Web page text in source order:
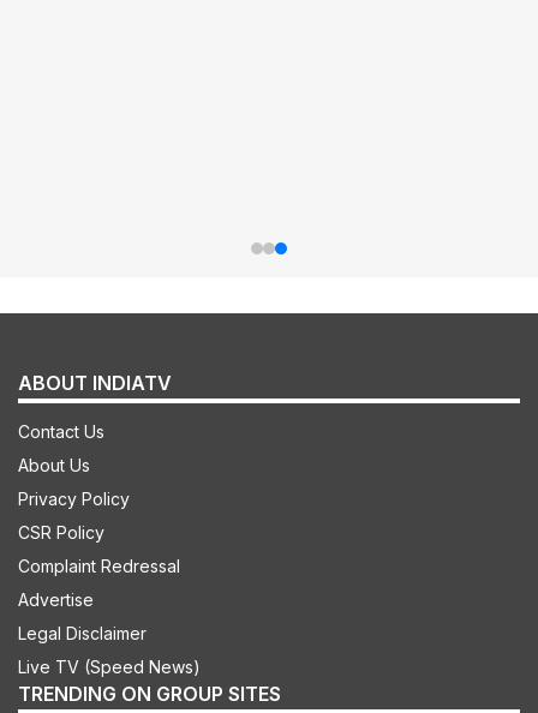
ABOUT INDIATV
Contact Us
About Us
Privacy Policy
CSR Policy
Complaint Redressal
Advertise
Legal Disclaimer
Live TV (Speed News)
TRENDING ON GROUP SITES